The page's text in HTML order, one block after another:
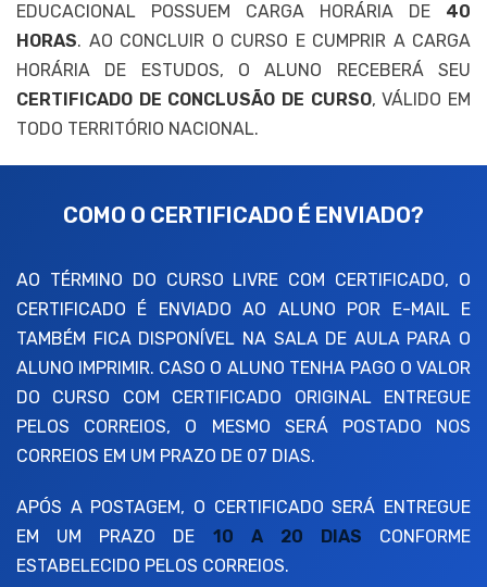
EDUCACIONAL POSSUEM CARGA HORÁRIA DE 40
HORAS. AO CONCLUIR O CURSO E CUMPRIR A CARGA
HORÁRIA DE ESTUDOS, O ALUNO RECEBERÁ SEU
CERTIFICADO DE CONCLUSÃO DE CURSO, VÁLIDO EM
TODO TERRITÓRIO NACIONAL.
COMO O CERTIFICADO É ENVIADO?
AO TÉRMINO DO CURSO LIVRE COM CERTIFICADO, O
CERTIFICADO É ENVIADO AO ALUNO POR E-MAIL E
TAMBÉM FICA DISPONÍVEL NA SALA DE AULA PARA O
ALUNO IMPRIMIR. CASO O ALUNO TENHA PAGO O VALOR
DO CURSO COM CERTIFICADO ORIGINAL ENTREGUE
PELOS CORREIOS, O MESMO SERÁ POSTADO NOS
CORREIOS EM UM PRAZO DE 07 DIAS.
APÓS A POSTAGEM, O CERTIFICADO SERÁ ENTREGUE
EM UM PRAZO DE 10 A 20 DIAS CONFORME
ESTABELECIDO PELOS CORREIOS.